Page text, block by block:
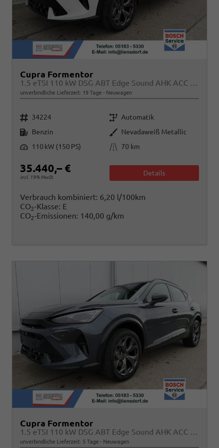
Cupra Formentor
unverbindliche Lieferzeit: 19 Tage Neuwagen
Fahrzeugnr. 34224 Getriebe Automatik
Kraftstoff Benzin Außenfarbe Nevadaweiß Metallic
Leistung
110 kW (150 PS) Kilometerstand 70 km
35.440,– €
incl. 19% MwSt.
Details
Verbrauch kombiniert: 6,20 l/100km
CO2-Klasse: E
CO2-Emissionen: 140,00 g/km
Cupra Formentor
unverbindliche Lieferzeit: 5 Tage Neuwagen